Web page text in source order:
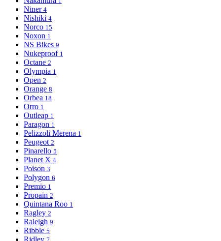
Niner 4
Nishiki 4
Norco 15
Noxon 1
NS Bikes 9
Nukeproof 1
Octane 2
Olympia 1
Open 2
Orange 8
Orbea 18
Orro 1
Outleap 1
Paragon 1
Pelizzoli Merena 1
Peugeot 2
Pinarello 5
Planet X 4
Poison 3
Polygon 6
Premio 1
Propain 2
Quintana Roo 1
Ragley 2
Raleigh 9
Ribble 5
Ridley